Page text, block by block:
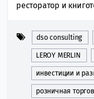
ресторатор и
dso consulting
LEROY MERLIN
инвестиции и
розничная